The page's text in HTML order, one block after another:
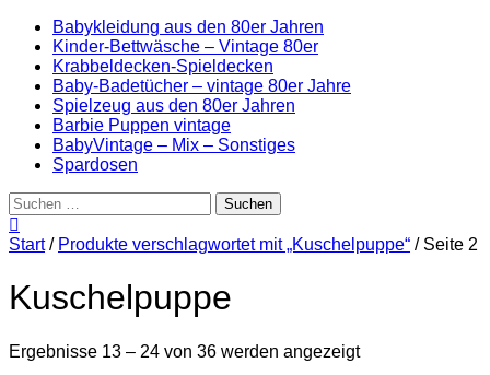
Babykleidung aus den 80er Jahren
Kinder-Bettwäsche – Vintage 80er
Krabbeldecken-Spieldecken
Baby-Badetücher – vintage 80er Jahre
Spielzeug aus den 80er Jahren
Barbie Puppen vintage
BabyVintage – Mix – Sonstiges
Spardosen
Suchen
nach:
Start/ Produkte verschlagwortet mit „Kuschelpuppe“ / Seite 2
Kuschelpuppe
Ergebnisse 13 – 24 von 36 werden angezeigtNach